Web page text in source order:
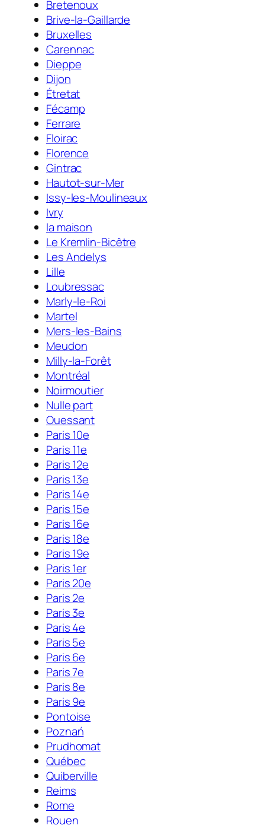
Bretenoux
Brive-la-Gaillarde
Bruxelles
Carennac
Dieppe
Dijon
Étretat
Fécamp
Ferrare
Floirac
Florence
Gintrac
Hautot-sur-Mer
Issy-les-Moulineaux
Ivry
la maison
Le Kremlin-Bicêtre
Les Andelys
Lille
Loubressac
Marly-le-Roi
Martel
Mers-les-Bains
Meudon
Milly-la-Forêt
Montréal
Noirmoutier
Nulle part
Ouessant
Paris 10e
Paris 11e
Paris 12e
Paris 13e
Paris 14e
Paris 15e
Paris 16e
Paris 18e
Paris 19e
Paris 1er
Paris 20e
Paris 2e
Paris 3e
Paris 4e
Paris 5e
Paris 6e
Paris 7e
Paris 8e
Paris 9e
Pontoise
Poznań
Prudhomat
Québec
Quiberville
Reims
Rome
Rouen